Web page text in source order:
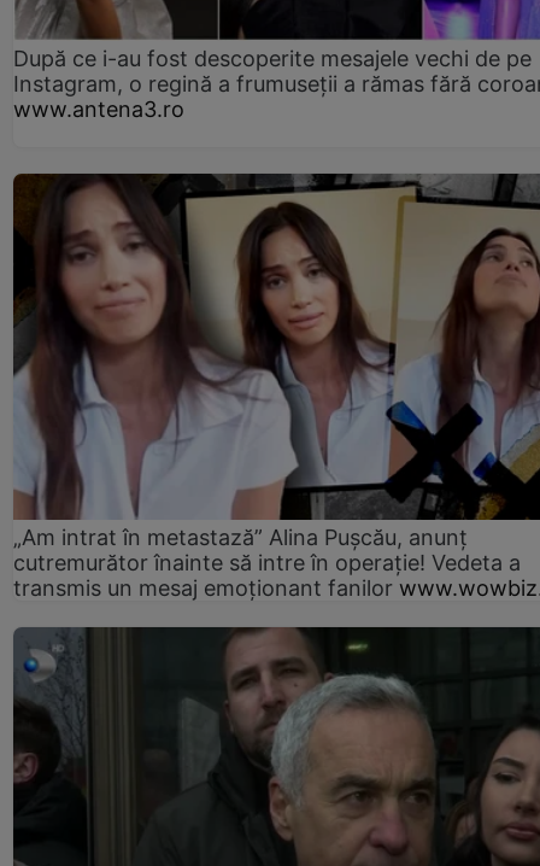
După ce i-au fost descoperite mesajele vechi de pe
Instagram, o regină a frumuseții a rămas fără
www.antena3.ro
„Am intrat în metastază” Alina Pușcău, anunț
cutremurător înainte să intre în operație! Vedeta a
transmis un mesaj emoționant fanilor